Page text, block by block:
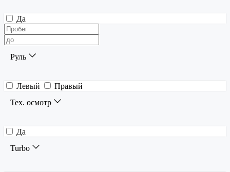
Да
Руль
Левый
Правый
Тех. осмотр
Да
Turbo